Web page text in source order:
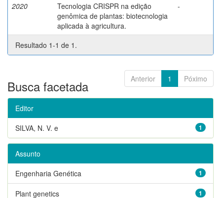
2020
Tecnologia CRISPR na edição
genômica de plantas: biotecnologia
aplicada à agricultura.
-
Resultado 1-1 de 1.
Anterior 1 Póximo
Busca facetada
Editor
1
SILVA, N. V. e
Assunto
1
Engenharia Genética
1
Plant genetics